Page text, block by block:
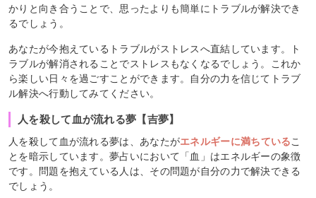
かりと向き合うことで、思ったよりも簡単にトラブルが解決でき
るでしょう。
あなたが今抱えているトラブルがストレスへ直結しています。ト
ラブルが解消されることでストレスもなくなるでしょう。これか
ら楽しい日々を過ごすことができます。自分の力を信じてトラブ
ル解決へ行動してみてください。
人を殺して血が流れる夢【吉夢】
人を殺して血が流れる夢は、あなたがエネルギーに満ちているこ
とを暗示しています。夢占いにおいて「血」はエネルギーの象徴
です。問題を抱えている人は、その問題が自分の力で解決できる
でしょう。